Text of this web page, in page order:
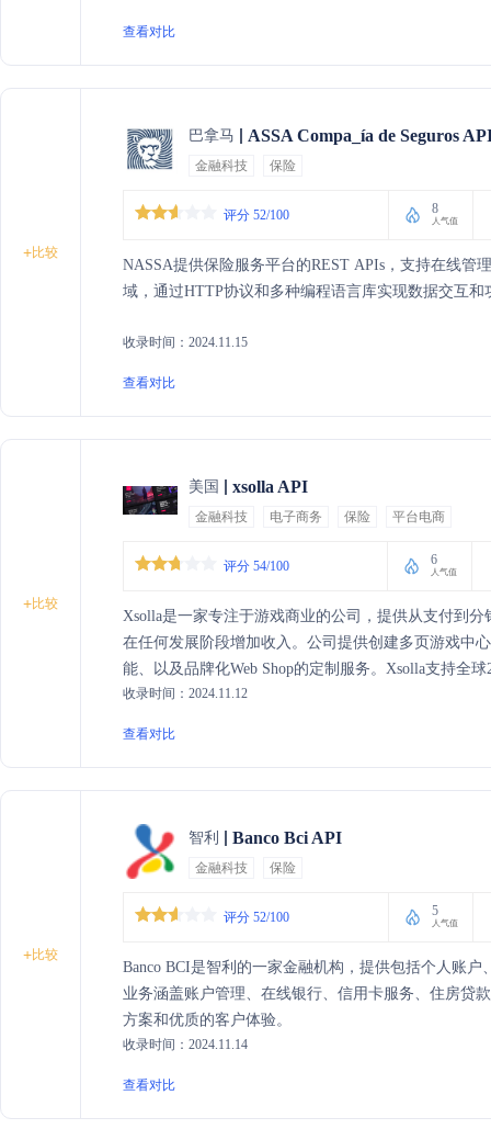
查看对比
+比较
巴拿马 ASSA Compa_ía de Seguros
金融科技 保险
评分 52/100 8
人气值
NASSA提供保险服务平台的REST APIs，支持在线管
域，通过HTTP协议和多种编程语言库实现数据交互和
收录时间：2024.11.15
查看对比
+比较
美国 xsolla API
金融科技 电子商务 保险 平台电商
评分 54/100 6
人气值
Xsolla是一家专注于游戏商业的公司，提供从支付到
在任何发展阶段增加收入。公司提供创建多页游戏中
能、以及品牌化Web Shop的定制服务。Xsolla支持全
货币，致力于减少欺诈交易并转移风险。
收录时间：2024.11.12
查看对比
+比较
智利 Banco Bci API
金融科技 保险
评分 52/100 5
人气值
Banco BCI是智利的一家金融机构，提供包括个人账
业务涵盖账户管理、在线银行、信用卡服务、住房贷
方案和优质的客户体验。
收录时间：2024.11.14
查看对比